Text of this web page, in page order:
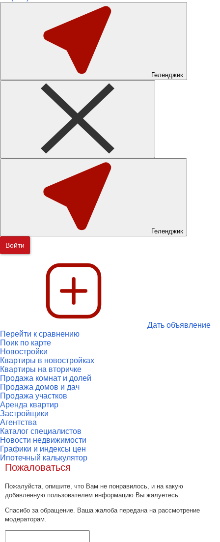
Геленджик
Геленджик
Войти
Дать объявление
Перейти к сравнению
Поик по карте
Новостройки
Квартиры в новостройках
Квартиры на вторичке
Продажа комнат и долей
Продажа домов и дач
Продажа участков
Аренда квартир
Застройщики
Агентства
Каталог специалистов
Новости недвижимости
Графики и индексы цен
Ипотечный калькулятор
Пожаловаться
Пожалуйста, опишите, что Вам не понравилось, и на какую
добавленную пользователем информацию Вы жалуетесь.
Спасибо за обращение. Ваша жалоба передана на рассмотрение
модераторам.